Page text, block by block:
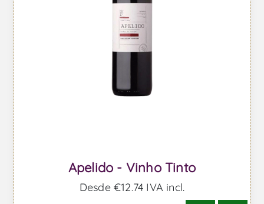
Apelido - Vinho Tinto
Desde €12,74 IVA incl.